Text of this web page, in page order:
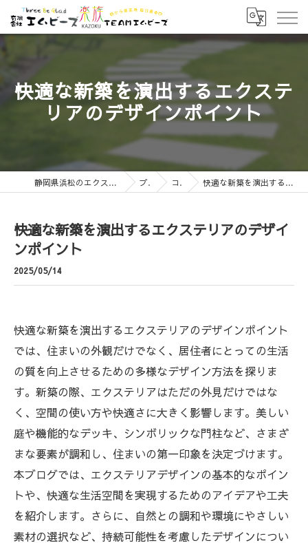
快適な新築を演出するエクステ
リアのデザインポイント
静岡県浜松のエクステリアなら有限会社エムビーズ ブログ コラム 快適な新築を演出するエクステリアのデザインポイント
快適な新築を演出するエクステリアのデザイ
ンポイント
2025/05/14
快適な新築を演出するエクステリアのデザインポイント
では、住まいの外観だけでなく、居住者にとっての生活
の質を向上させるための多様なデザイン方法を探りま
す。新築の際、エクステリアはただの外見だけではな
く、空間の使い方や快適さに大きく影響します。美しい
庭や機能的なデッキ、シンボリックな門柱など、さまざ
まな要素が調和し、住まいの第一印象を決定づけます。
本ブログでは、エクステリアデザインの基本的なポイン
トや、快適な生活空間を実現するためのアイデアや工夫
を紹介します。さらに、自然との調和や環境にやさしい
素材の選択など、持続可能性を考慮したデザインについ